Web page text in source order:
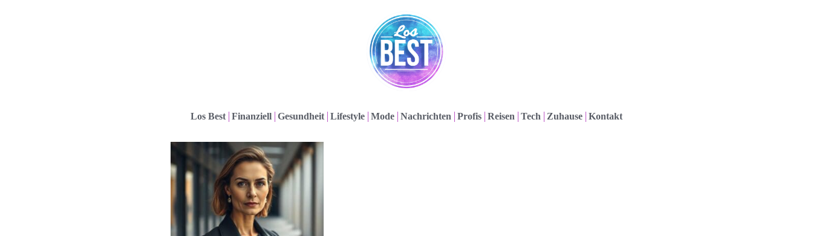
Los Best Finanziell Gesundheit Lifestyle Mode Nachrichten Profis Reisen Tech Zuhause Kontakt